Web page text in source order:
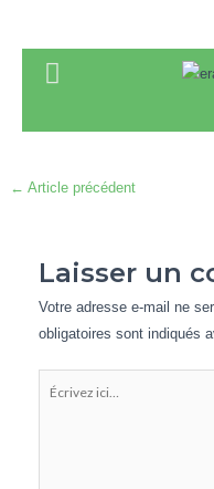
← Article précédent
Laisser un
Votre adresse e-mail ne
obligatoires sont indiqués